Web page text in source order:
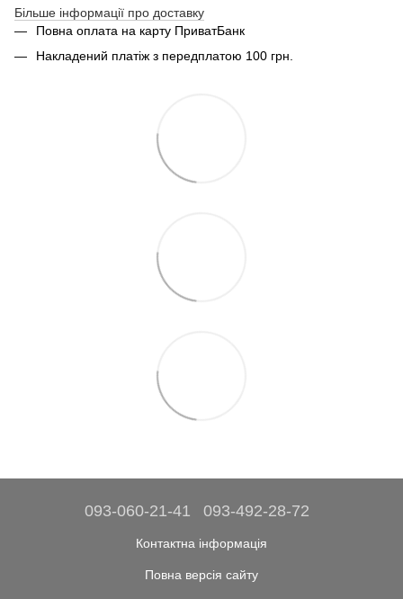
Більше інформації про доставку
Повна оплата на карту ПриватБанк
Накладений платіж з передплатою 100 грн.
093-060-21-41 093-492-28-72
Контактна інформація
Повна версія сайту